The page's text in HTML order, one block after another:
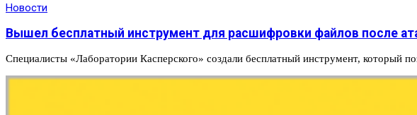
Новости
Вышел бесплатный инструмент для расшифровки файлов после
Специалисты «Лаборатории Касперского» создали бесплатный инструмент, который